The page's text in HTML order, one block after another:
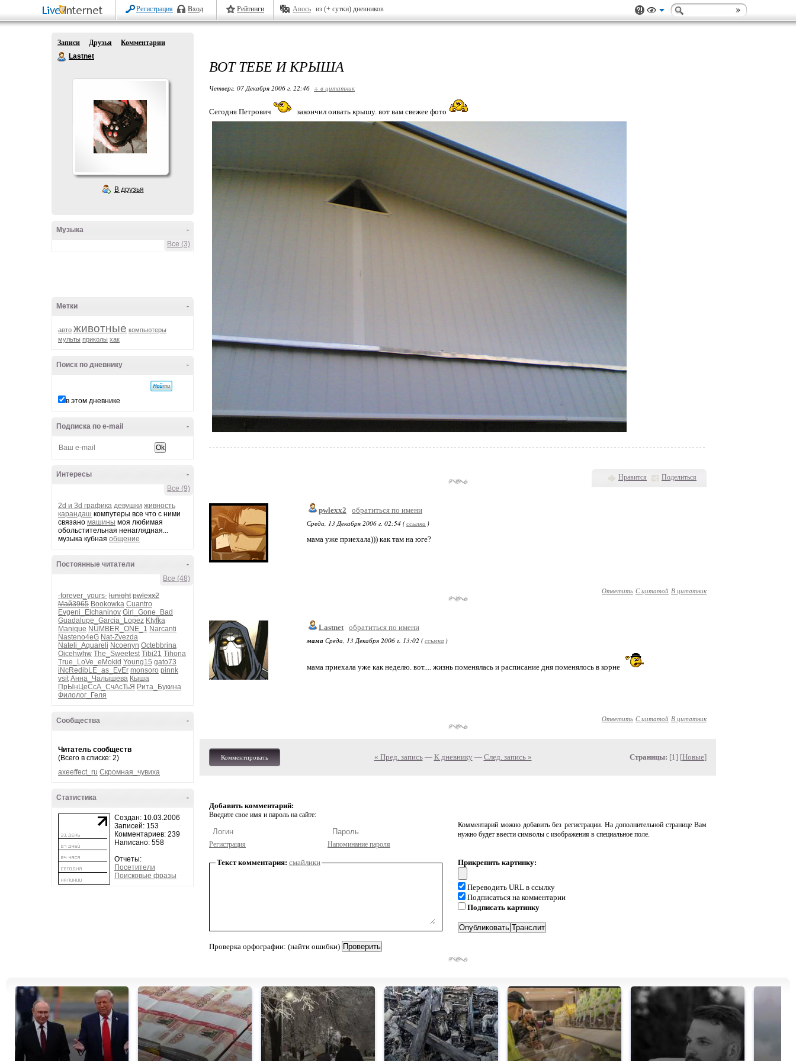
Регистрация Вход Рейтинги Авось из (+ сутки) дневников
Записи Друзья
Комментарии
Lastnet
В друзья
-
Музыка
Все (3)
-
Метки
авто животные компьютеры
мульты приколы хак
-
Поиск по дневнику
в этом дневнике
-
Подписка по e-mail
-
Интересы
Все (9)
2d и 3d графика девушки живность
карандаш компутеры все что с ними
связано машины моя любимая
обольстительная ненаглядная...
музыка кубная общение
-
Постоянные читатели
Все (48)
-forever_yours- lunight pwlexx2
Май3965 Bookowka Cuantro
Evgeni_Elchaninov Girl_Gone_Bad
Guadalupe_Garcia_Lopez Ktyfka
Manique NUMBER_ONE_1 Narcanti
Nasteno4eG Nat-Zvezda
Nateli_Aquareli Ncoenyn Octebbrina
Ojcehwhw The_Sweetest Tibi21 Tihona
True_LoVe_eMokid Young15 gato73
iNcRedibLE_as_EvEr monsoro pinnk
vsit Анна_Чалышева Кыша
ПрЫнЦеСсА_СчАсТьЯ Рита_Букина
Филолог_Геля
-
Сообщества
Читатель сообществ
(Всего в списке: 2)
axeeffect_ru Скромная_чувиха
-
Статистика
Создан: 10.03.2006
Записей: 153
Комментариев: 239
Написано: 558
Отчеты:
Посетители
Поисковые фразы
ВОТ ТЕБЕ И КРЫША
Четверг, 07 Декабря 2006 г. 22:46 + в цитатник
Сегодня Петрович закончил оивать крышу. вот вам свежее фото
Нравится Поделиться
pwlexx2
обратиться по имени
Среда, 13 Декабря 2006 г. 02:54 (ссылка )
мама уже приехала))) как там на юге?
Ответить С цитатой В цитатник
Lastnet обратиться по имени
мама Среда, 13 Декабря 2006 г. 13:02 (ссылка )
мама приехала уже как неделю. вот.... жизнь поменялась и расписание дня поменялось в корне
Ответить С цитатой В цитатник
Комментировать « Пред. запись— К дневнику — След. запись » Страницы: [1] [Новые]
Добавить комментарий:
Введите свое имя и пароль на сайте:
Регистрация Напоминание пароля
Комментарий можно добавить без регистрации. На дополнительной странице Вам
нужно будет ввести символы с изображения в специальное поле.
Текст комментария: смайлики
Проверка орфографии: (найти ошибки)
Прикрепить картинку:
Переводить URL в ссылку
Подписаться на комментарии
Подписать картинку